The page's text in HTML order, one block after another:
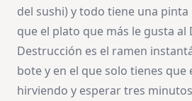
del sushi) y todo tiene una pinta
que el plato que más le gusta al
Destrucción es el ramen
bote y en el que solo tienes que
hirviendo y esperar tres